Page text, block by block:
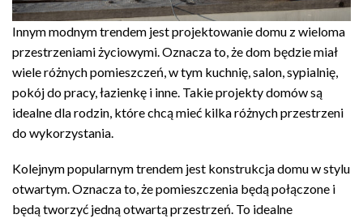
Innym modnym trendem jest projektowanie domu z wieloma
przestrzeniami życiowymi. Oznacza to, że dom będzie miał
wiele różnych pomieszczeń, w tym kuchnię, salon, sypialnię,
pokój do pracy, łazienkę i inne. Takie projekty domów są
idealne dla rodzin, które chcą mieć kilka różnych przestrzeni
do wykorzystania.
Kolejnym popularnym trendem jest konstrukcja domu w stylu
otwartym. Oznacza to, że pomieszczenia będą połączone i
będą tworzyć jedną otwartą przestrzeń. To idealne